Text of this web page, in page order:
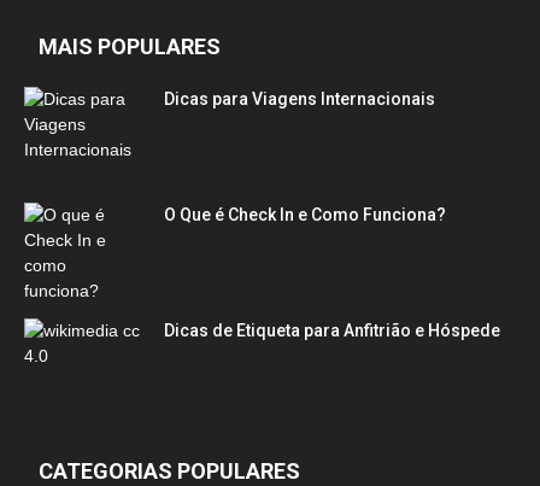
MAIS POPULARES
Dicas para Viagens Internacionais
O Que é Check In e Como Funciona?
Dicas de Etiqueta para Anfitrião e Hóspede
CATEGORIAS POPULARES